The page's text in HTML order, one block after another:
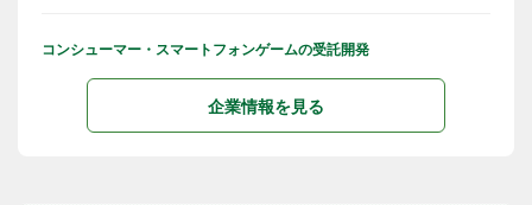
コンシューマー・スマートフォンゲームの受託開発
企業情報を見る